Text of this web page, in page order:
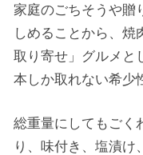
家庭のごちそうや贈
しめることから、
取り寄せ」グルメと
本しか取れない希少
総重量にしてもごく
り、味付き、塩漬